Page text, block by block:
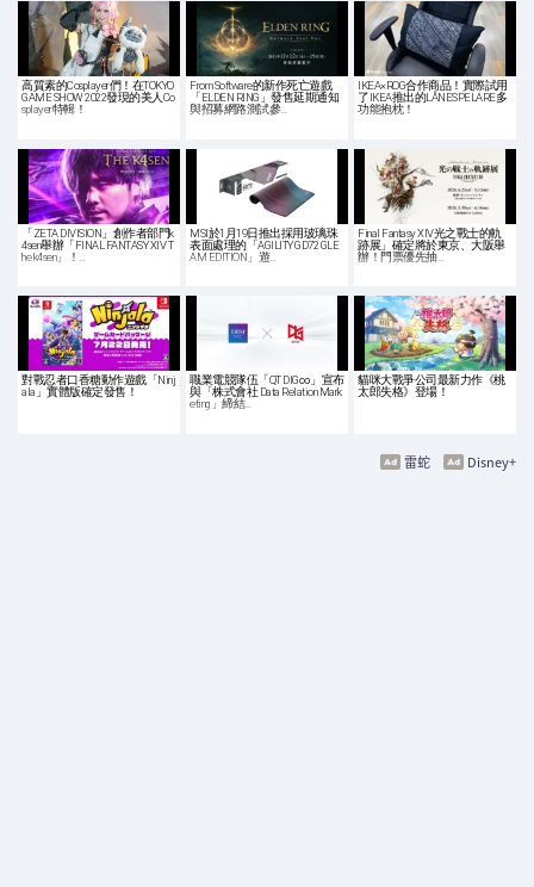
高質素的Cosplayer們！在TOKYO
GAME SHOW 2022發現的美人Co
splayer特輯！
From Software的新作死亡遊戲
「ELDEN RING」發售延期通知
與招募網路測試參…
IKEA×ROG合作商品！實際試用
了IKEA推出的LÅNESPELARE多
功能抱枕！
「ZETA DIVISION」創作者部門k
4sen舉辦「FINAL FANTASY XIV T
he k4sen」！…
MSI於1月19日推出採用玻璃珠
表面處理的「AGILITY GD72 GLE
AM EDITION」遊…
Final Fantasy XIV光之戰士的軌
跡展」確定將於東京、大阪舉
辦！門票優先抽…
對戰忍者口香糖動作遊戲「Ninj
ala」實體版確定發售！
職業電競隊伍「QT DIG∞」宣布
與「株式會社 Data Relation Mark
eting」締結…
貓咪大戰爭公司最新力作《桃
太郎失格》登場！
Disney+
雷蛇